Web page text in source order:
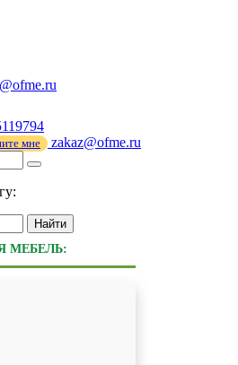
мне zakaz@ofme.ru
Найти
МЕБЕЛЬ: